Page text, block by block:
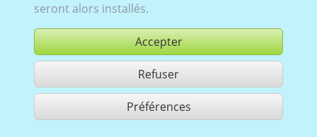
acheter
partager 1 résultats
seront alors installés.
Accepter
Refuser
Préférences